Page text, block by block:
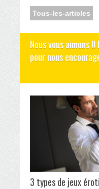
Tous-les-articles
Nous vous aimons
pour nous
3 types de jeux